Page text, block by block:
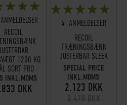
96%
ANMELDELSER
RECOIL
1200 KG
SORT PRO
INKL.MOMS
DKK
BEDØMMELSE:
98%
4 ANMELDELSER
RECOIL
TRÆNINGSBÆNK
JUSTERBAR SLEEK
SPECIAL PRICE
INKL.MOMS
2.123 DKK
2.478 DKK